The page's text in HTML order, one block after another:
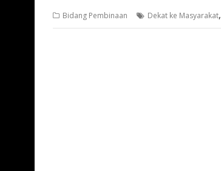
Bidang Pembinaan Dekat ke Masyarakat,